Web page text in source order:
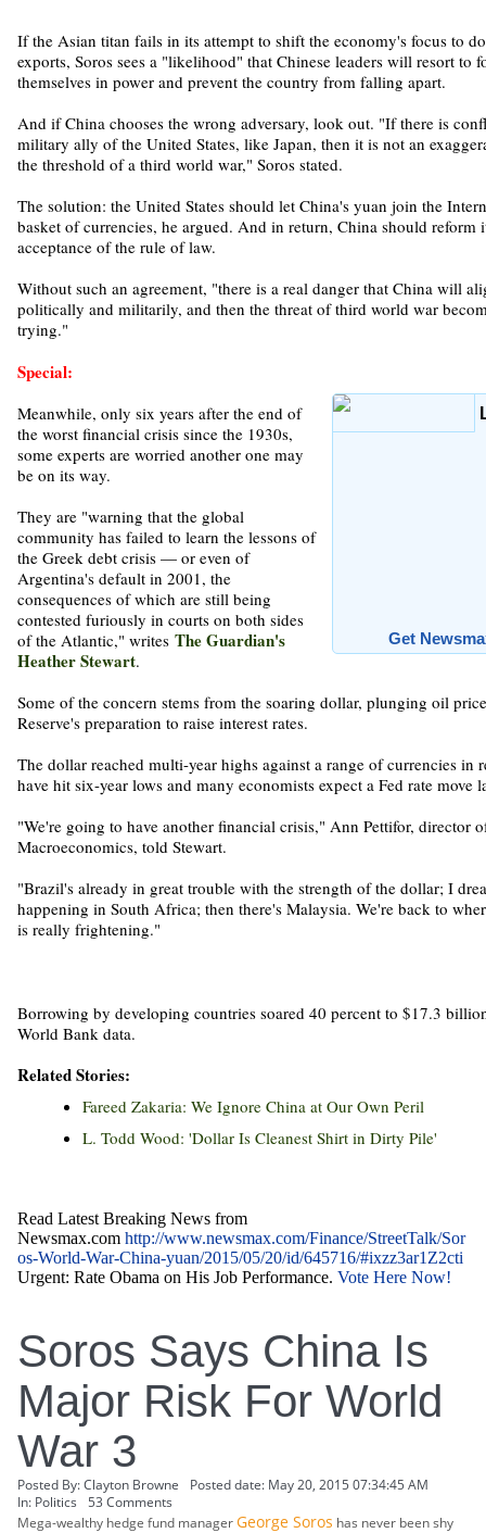
If the Asian titan fails in its attempt to shift the economy's focus to
exports, Soros sees a "likelihood" that Chinese leaders will resort to
themselves in power and prevent the country from falling apart.
And if China chooses the wrong adversary, look out. "If there is
military ally of the United States, like Japan, then it is not an
the threshold of a third world war," Soros stated.
The solution: the United States should let China's yuan join the
basket of currencies, he argued. And in return, China should reform
acceptance of the rule of law.
Without such an agreement, "there is a real danger that China will
politically and militarily, and then the threat of third world war
trying."
Special:
Get
Meanwhile, only six years after the end of
the worst financial crisis since the 1930s,
some experts are worried another one may
be on its way.
They are "warning that the global
community has failed to learn the lessons of
the Greek debt crisis — or even of
Argentina's default in 2001, the
consequences of which are still being
contested furiously in courts on both sides
of the Atlantic," writes The Guardian's
Heather Stewart.
Some of the concern stems from the soaring dollar, plunging oil
Reserve's preparation to raise interest rates.
The dollar reached multi-year highs against a range of currencies in
have hit six-year lows and many economists expect a Fed rate move
"We're going to have another financial crisis," Ann Pettifor, director
Macroeconomics, told Stewart.
"Brazil's already in great trouble with the strength of the dollar; I
happening in South Africa; then there's Malaysia. We're back to
is really frightening."
Borrowing by developing countries soared 40 percent to $17.3
World Bank data.
Related Stories:
Fareed Zakaria: We Ignore China at Our Own Peril
L. Todd Wood: 'Dollar Is Cleanest Shirt in Dirty Pile'
Read Latest Breaking News from
Newsmax.com http://www.newsmax.com/Finance/StreetTalk/Sor
os-World-War-China-yuan/2015/05/20/id/645716/#ixzz3ar1Z2cti
Urgent: Rate Obama on His Job Performance. Vote Here Now!
Soros Says China Is
Major Risk For World
War 3
Posted By:Clayton Browne Posted date: May 20, 2015 07:34:45 AM
In: Politics
53 Comments
Mega-wealthy hedge fund managerGeorge Soros has never been shy